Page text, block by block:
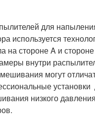
для
используется
на стороне A и
внутри
могут
низкого